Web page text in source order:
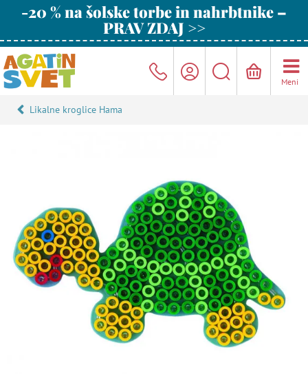
-20 % na šolske torbe in nahrbtnike –
PRAV ZDAJ >>
Meni
Likalne kroglice Hama